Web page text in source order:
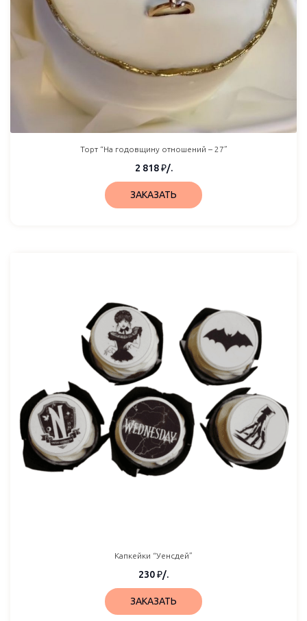
Торт “На годовщину отношений – 27”
2 818₽/.
ЗАКАЗАТЬ
Капкейки “Уенсдей”
230₽/.
ЗАКАЗАТЬ